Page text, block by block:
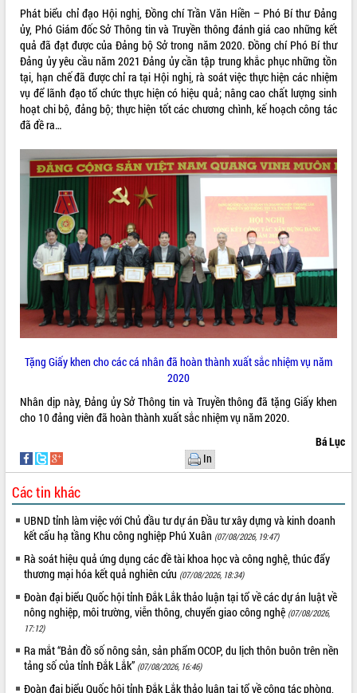
Thường trực HĐND tỉnh Đắk Lắk gặp
mặt Đoàn chuyên gia y tế TP. Hồ Chí
Minh
Lễ truy điệu và an táng hài cốt liệt sĩ
tại Nghĩa trang Liệt sĩ xã Sơn Hòa
Bàn giải pháp tháo gỡ khó khăn trong
xuất khẩu sầu riêng và triển khai quy
định EUDR
Thứ trưởng Bộ Nông nghiệp và Môi
trường Nguyễn Hoàng Hiệp khảo sát
vùng trồng và doanh nghiệp đóng gói
sầu riêng tại Đắk Lắk
Trình diễn nghệ thuật chế biến các
món ăn từ sầu riêng
Đắk Lắk công bố Quy hoạch và xúc
tiến đầu tư tỉnh
Ngành cá ngừ Đắk Lắk chủ động thích
ứng để giữ vững thị trường xuất khẩu
Diễn đàn Kinh tế tư nhân Việt Nam đột
Đề án 06 tạo bước ngoặt đột phá trong
Kết nối tour, đẩy mạnh chuyển đổi số
để phát triển du lịch Đắk Lắk
tầng kỹ thuật Cụm công nghiệp Tân
Tiến
Gặp mặt các cơ quan báo chí nhân Kỷ
niệm 101 năm Ngày Báo chí Cách
mạng Việt Nam
Đắk Lắk sơ kết 4 năm triển khai thực
hiện Đề án 06 của Chính phủ
Họp báo thông tin về Hội nghị Công bố
Quy hoạch và Xúc tiến đầu tư tỉnh Đắk
Lắk
Khơi thông điểm nghẽn, đẩy nhanh
giải ngân vốn khắc phục thiên tai
HĐND tỉnh thông qua điều chỉnh Quy
THỐNG KÊ TRUY CẬP
Hôm nay: 31020
Tất cả:
66076343
Phát biểu chỉ đạo Hội nghị, Đồng chí Trần Văn Hiền – Phó Bí thư Đảng
ủy, Phó Giám đốc Sở Thông tin và Truyền thông đánh giá cao những kết
quả đã đạt được của Đảng bộ Sở trong năm 2020. Đồng chí Phó Bí thư
Đảng ủy yêu cầu năm 2021 Đảng ủy cần tập trung khắc phục những tồn
tại, hạn chế đã được chỉ ra tại Hội nghị, rà soát việc thực hiện các nhiệm
vụ để lãnh đạo tổ chức thực hiện có hiệu quả; nâng cao chất lượng sinh
hoạt chi bộ, đảng bộ; thực hiện tốt các chương chình, kế hoạch công tác
đã đề ra…
Tặng Giấy khen cho các cá nhân đã hoàn thành xuất sắc nhiệm vụ năm
2020
Nhân dịp này, Đảng ủy Sở Thông tin và Truyền thông đã tặng Giấy khen
cho 10 đảng viên đã hoàn thành xuất sắc nhiệm vụ năm 2020.
Bá Lục
In
Các tin khác
UBND tỉnh làm việc với Chủ đầu tư dự án Đầu tư xây dựng và kinh doanh
kết cấu hạ tầng Khu công nghiệp Phú Xuân (07/08/2026, 19:47)
Rà soát hiệu quả ứng dụng các đề tài khoa học và công nghệ, thúc đẩy
thương mại hóa kết quả nghiên cứu (07/08/2026, 18:34)
Đoàn đại biểu Quốc hội tỉnh Đắk Lắk thảo luận tại tổ về các dự án luật về
nông nghiệp, môi trường, viễn thông, chuyển giao công nghệ (07/08/2026,
17:12)
Ra mắt “Bản đồ số nông sản, sản phẩm OCOP, du lịch thôn buôn trên nền
tảng số của tỉnh Đắk Lắk” (07/08/2026, 16:46)
Đoàn đại biểu Quốc hội tỉnh Đắk Lắk thảo luận tại tổ về công tác phòng,